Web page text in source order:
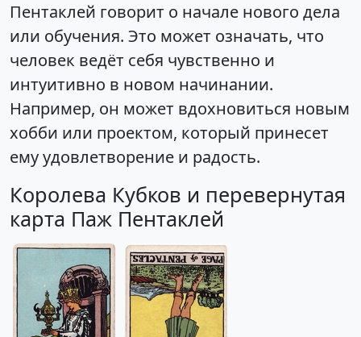
Пентаклей говорит о начале нового дела
или обучения. Это может означать, что
человек ведёт себя чувственно и
интуитивно в новом начинании.
Например, он может вдохновиться новым
хобби или проектом, который принесет
ему удовлетворение и радость.
Королева Кубков и перевернутая
карта Паж Пентаклей